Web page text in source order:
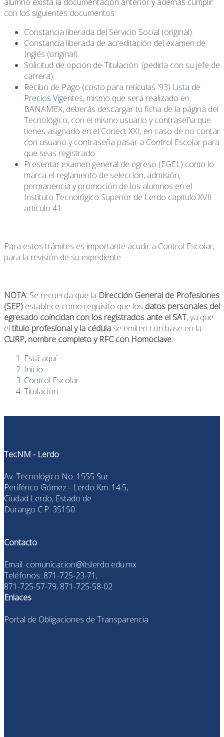
con los siguientes documentos:
Constancia liberada del Servicio Social (original).
Constancia liberada de acreditación del examen de
Inglés (original).
Solicitud de opción de Titulación. (pedirla con su jefe de
carrera).
Recibo de Pago (costo para retículas '93) Lista de
Precios Vigentes, mismo que será realizado en
BANAMEX, deberás descargar tu ficha de la página del
Tecnológico, con el mismo usuario y contraseña que
tienes asignado en el Conect XXI, en caso de no contar
con usuario y contraseña pasar a Control Escolar para
que seas registrado.
Presentar examen general de egreso (EGEL) como lo
marca el reglamento de selección, admisión,
permanencia y promoción de los alumnos en el
Instituto Tecnológico Superior de Lerdo capitulo XVII
artículo 41.
Para estos trámites es importante acudir a Control Escolar,
para la revisión de su expediente.
NOTA: Se recuerda que la Dirección General de Profesiones
(SEP) establece como requisito que los datos personales del
egresado coincidan con los registrados ante el SAT, ya que
el título profesional y la cédula se emiten con base en la
CURP, nombre completo y RFC con Homoclave.
Está aquí:
Inicio
Control Escolar
Titulacion
TecNM - Lerdo
Av. Tecnológico No. 1555 Sur
Periférico Gómez - Lerdo Km. 14.5,
Ciudad Lerdo, Estado de
Durango C.P. 35150.
Contacto
Email: comunicacion@itslerdo.edu.mx
Teléfonos: 871-725-23-71,
871-725-57-79, 871-725-58-02
Enlaces
Portal de Obligaciones de Transparencia